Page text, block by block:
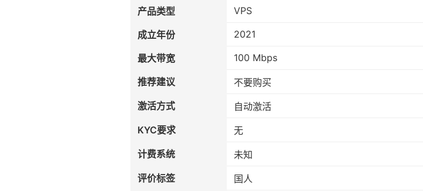
产品类型
VPS
成立年份 2021
最大带宽 100 Mbps
推荐建议
不要购买
激活方式
自动激活
KYC要求
无
计费系统
未知
评价标签
国人